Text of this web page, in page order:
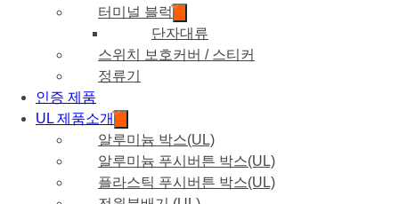
터미널 블럭
단자대류
스위치 보호커버 / 스티커
정류기
인증 제품
UL 제품소개
알루미늄 박스(UL)
알루미늄 푸시버튼 박스(UL)
플라스틱 푸시버튼 박스(UL)